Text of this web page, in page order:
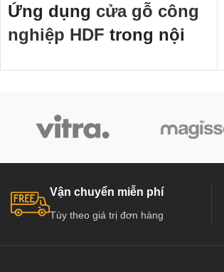
Ứng dụng cửa gỗ công
nghiệp HDF trong nội
các công trình công nghiệp và dân dụng như
chung cư, Biệt thự, nhà phố ở các nước tiên
Việt Nam, có các đơn vị cung cấp hàng chất
lượng và uy tín hàng đầu tại Việt Nam như :
Kingdoor, Hoabinhdoor…
Vận chuyển miễn phí
Tùy theo giá trị đơn hàng